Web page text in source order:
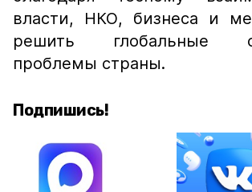
власти, НКО, бизнеса и
решить глобальные
проблемы страны.
Подпишись!